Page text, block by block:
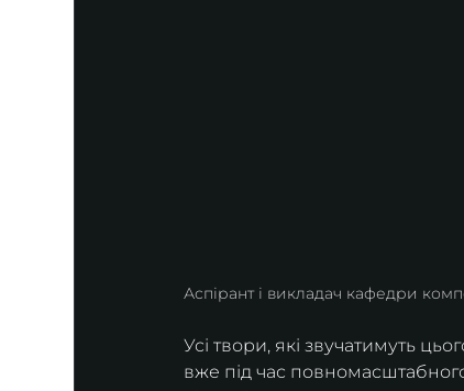
Аспірант і викладач кафедри
Усі твори, які звучатимуть
вже під час повномасштабного